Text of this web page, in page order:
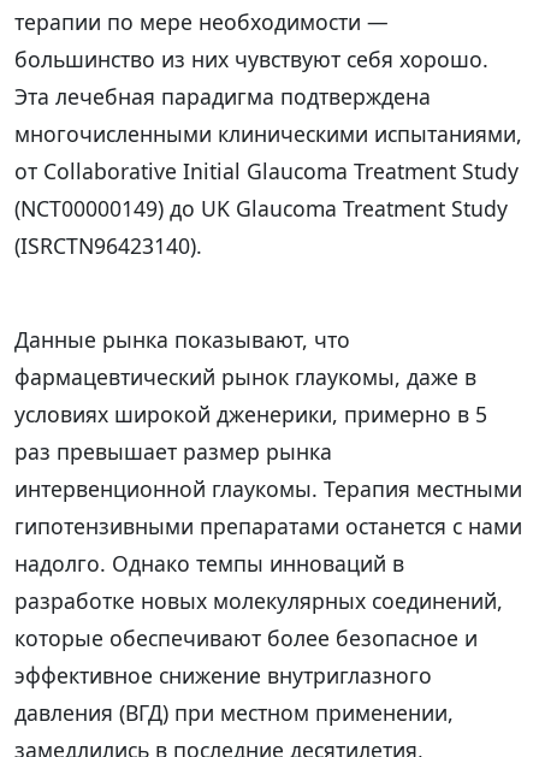
терапии по мере необходимости —
большинство из них чувствуют себя хорошо.
Эта лечебная парадигма подтверждена
многочисленными клиническими испытаниями,
от Collaborative Initial Glaucoma Treatment Study
(NCT00000149) до UK Glaucoma Treatment Study
(ISRCTN96423140).
Данные рынка показывают, что
фармацевтический рынок глаукомы, даже в
условиях широкой дженерики, примерно в 5
раз превышает размер рынка
интервенционной глаукомы. Терапия местными
гипотензивными препаратами останется с нами
надолго. Однако темпы инноваций в
разработке новых молекулярных соединений,
которые обеспечивают более безопасное и
эффективное снижение внутриглазного
давления (ВГД) при местном применении,
замедлились в последние десятилетия,